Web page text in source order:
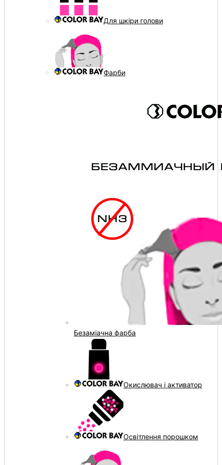
Для шкіри голови
Фарби
Безаміачна фарба
Окислювач і активатор
Освітлення порошком